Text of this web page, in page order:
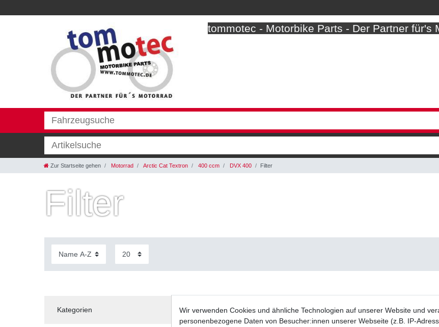
tommotec - Motorbike Parts - Der Partner für's
Zur Startseite gehen Motorrad Arctic Cat Textron 400 ccm DVX 400 Filter
Filter
Kategorien
Wir verwenden Cookies und ähnliche Technologien auf unserer Website und
personenbezogene Daten von Besucher:innen unserer Webseite (z.B. IP-